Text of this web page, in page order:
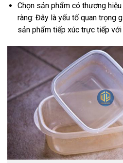
Chọn sản phẩm có thương
ràng: Đây là yếu tố quan trọng
sản phẩm tiếp xúc trực tiếp với